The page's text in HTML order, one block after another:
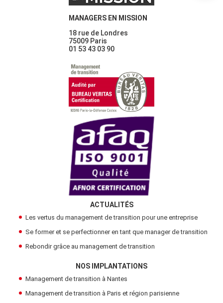
MANAGERS EN MISSION
18 rue de Londres
75009 Paris
01 53 43 03 90
ACTUALITÉS
Les vertus du management de transition pour une entreprise
Se former et se perfectionner en tant que manager de transition
Rebondir grâce au management de transition
NOS IMPLANTATIONS
Management de transition à Nantes
Management de transition à Paris et région parisienne